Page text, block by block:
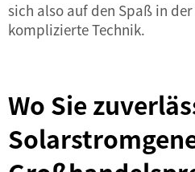
sich also auf den Spaß in
komplizierte Technik.
Wo Sie